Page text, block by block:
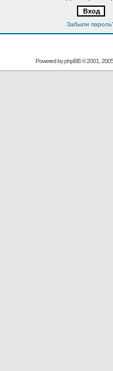
Забыли
Powered byphpBB© 2001,